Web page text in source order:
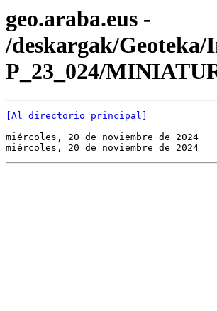
geo.araba.eus -
/deskargak/Geoteka/
P_23_024/
[Al directorio principal]
miércoles, 20 de noviembre de
miércoles, 20 de noviembre de